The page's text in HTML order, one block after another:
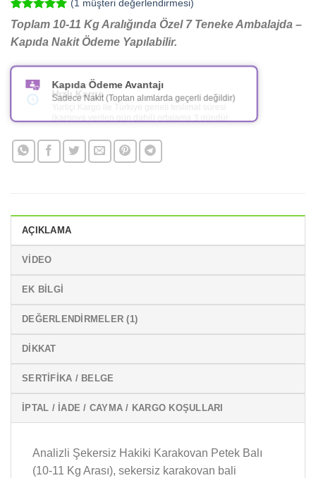
1
müşteri
puanına
dayanarak
5.00puan
(1 müşteri değerlendirmesi)
Toplam 10-11 Kg Aralığında Özel 7 Teneke Ambalajda –
Kapıda Nakit Ödeme Yapılabilir.
Hızlı Kargo
Yurtiçi Kargo ile Türkiye geneli teslimat süresi
(kargoya verilen gün dahil) ortalama 3 gündür.
AÇIKLAMA
VIDEO
EK BILGI
DEĞERLENDIRMELER (1)
DİKKAT
SERTIFIKA / BELGE
İPTAL / İADE / CAYMA / KARGO KOŞULLARI
Analizli Şekersiz Hakiki Karakovan Petek Balı
(10-11 Kg Arası), sekersiz karakovan bali